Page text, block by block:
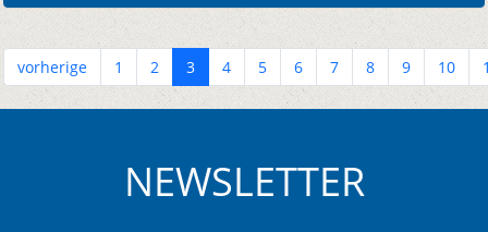
vorherige 1 2 3 4 5 6 7 8 9 10
NEWSLETTER